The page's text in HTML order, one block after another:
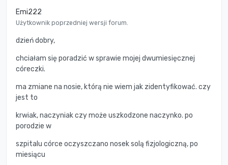
Emi222
Użytkownik poprzedniej wersji forum.
dzień dobry,
chciałam się poradzić w sprawie mojej dwumiesięcznej
córeczki.
ma zmiane na nosie, którą nie wiem jak zidentyfikować. czy
jest to
krwiak, naczyniak czy może uszkodzone naczynko. po
porodzie w
szpitalu córce oczyszczano nosek solą fizjologiczną, po
miesiącu